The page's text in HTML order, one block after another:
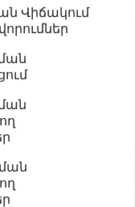
Վիճակում